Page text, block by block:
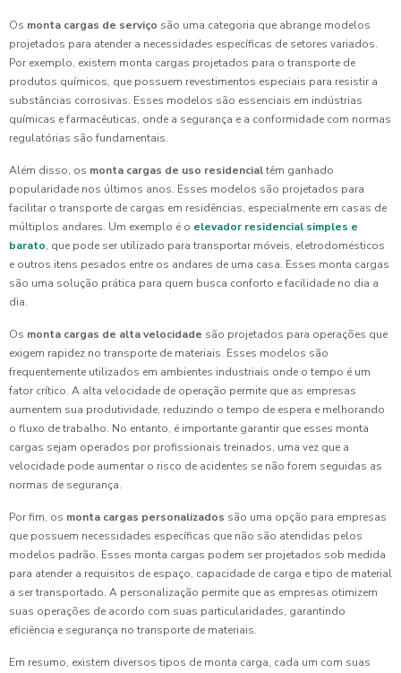
Os monta cargas de serviço são uma categoria que abrange modelos
projetados para atender a necessidades específicas de setores variados.
Por exemplo, existem monta cargas projetados para o transporte de
produtos químicos, que possuem revestimentos especiais para resistir a
substâncias corrosivas. Esses modelos são essenciais em indústrias
químicas e farmacêuticas, onde a segurança e a conformidade com normas
regulatórias são fundamentais.
Além disso, os monta cargas de uso residencialtêm ganhado
popularidade nos últimos anos. Esses modelos são projetados para
facilitar o transporte de cargas em residências, especialmente em casas de
múltiplos andares. Um exemplo é o elevador residencial simples e
barato, que pode ser utilizado para transportar móveis, eletrodomésticos
e outros itens pesados entre os andares de uma casa. Esses monta cargas
são uma solução prática para quem busca conforto e facilidade no dia a
dia.
Os monta cargas de alta velocidade são projetados para operações que
exigem rapidez no transporte de materiais. Esses modelos são
frequentemente utilizados em ambientes industriais onde o tempo é um
fator crítico. A alta velocidade de operação permite que as empresas
aumentem sua produtividade, reduzindo o tempo de espera e melhorando
o fluxo de trabalho. No entanto, é importante garantir que esses monta
cargas sejam operados por profissionais treinados, uma vez que a
velocidade pode aumentar o risco de acidentes se não forem seguidas as
normas de segurança.
Por fim, os monta cargas personalizados são uma opção para empresas
que possuem necessidades específicas que não são atendidas pelos
modelos padrão. Esses monta cargas podem ser projetados sob medida
para atender a requisitos de espaço, capacidade de carga e tipo de material
a ser transportado. A personalização permite que as empresas otimizem
suas operações de acordo com suas particularidades, garantindo
eficiência e segurança no transporte de materiais.
Em resumo, existem diversos tipos de monta carga, cada um com suas